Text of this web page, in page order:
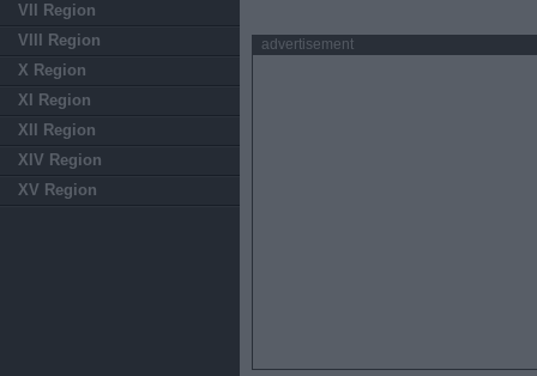
VII Region
VIII Region
X Region
XI Region
XII Region
XIV Region
XV Region
advertisement